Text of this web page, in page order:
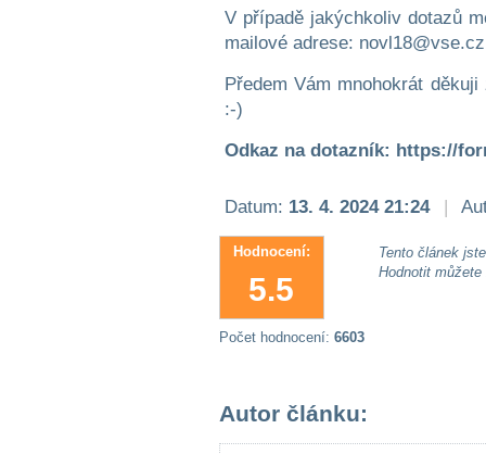
V případě jakýchkoliv dotazů
mailové adrese:
Předem Vám mnohokrát
:-)
Odkaz na dotazník: https://
Datum: 13. 4. 2024 21:24 |
Hodnocení:
5.5
Tento článek
Hodnotit
Počet hodnocení: 6603
Autor článku: